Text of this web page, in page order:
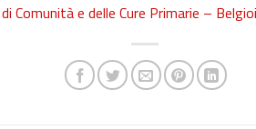
Comunità e delle Cure Primarie –